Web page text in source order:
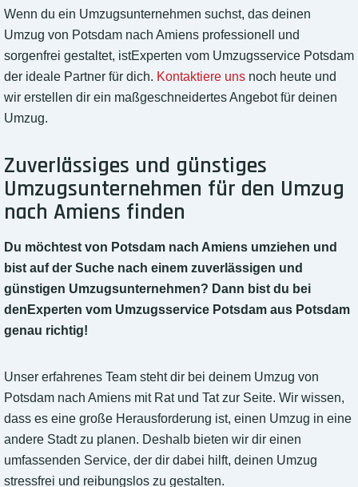
Wenn du ein Umzugsunternehmen suchst, das deinen
Umzug von Potsdam nach Amiens professionell und
sorgenfrei gestaltet, istExperten vom Umzugsservice Potsdam
der ideale Partner für dich. Kontaktiere uns noch heute und
wir erstellen dir ein maßgeschneidertes Angebot für deinen
Umzug.
Zuverlässiges und günstiges
Umzugsunternehmen für den Umzug
nach Amiens finden
Du möchtest von Potsdam nach Amiens umziehen und
bist auf der Suche nach einem zuverlässigen und
günstigen Umzugsunternehmen? Dann bist du bei
denExperten vom Umzugsservice Potsdam aus Potsdam
genau richtig!
Unser erfahrenes Team steht dir bei deinem Umzug von
Potsdam nach Amiens mit Rat und Tat zur Seite. Wir wissen,
dass es eine große Herausforderung ist, einen Umzug in eine
andere Stadt zu planen. Deshalb bieten wir dir einen
umfassenden Service, der dir dabei hilft, deinen Umzug
stressfrei und reibungslos zu gestalten.